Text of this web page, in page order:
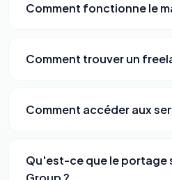
Comment fonctionne le
Comment trouver un
Comment accéder aux
Qu'est-ce que le portage